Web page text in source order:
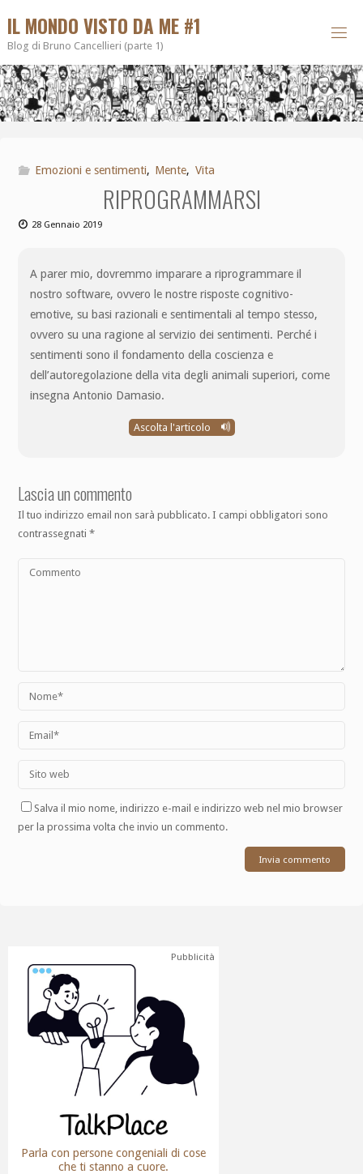
IL MONDO VISTO DA ME #1
Blog di Bruno Cancellieri (parte 1)
Emozioni e sentimenti, Mente, Vita
RIPROGRAMMARSI
28 Gennaio 2019
A parer mio, dovremmo imparare a riprogrammare il
nostro software, ovvero le nostre risposte cognitivo-
emotive, su basi razionali e sentimentali al tempo stesso,
ovvero su una ragione al servizio dei sentimenti. Perché i
sentimenti sono il fondamento della coscienza e
dell’autoregolazione della vita degli animali superiori, come
insegna Antonio Damasio.
Ascolta l'articolo
Lascia un commento
Il tuo indirizzo email non sarà pubblicato. I campi obbligatori sono
contrassegnati*
Salva il mio nome, indirizzo e-mail e indirizzo web nel mio browser
per la prossima volta che invio un commento.
Pubblicità
Parla con persone congeniali di cose
che ti stanno a cuore.